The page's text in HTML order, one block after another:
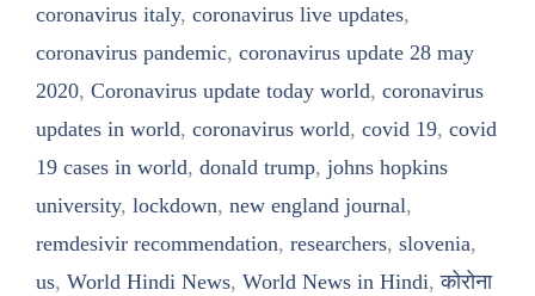
coronavirus italy, coronavirus live updates,
coronavirus pandemic, coronavirus update 28 may
2020, Coronavirus update today world, coronavirus
updates in world, coronavirus world, covid 19, covid
19 cases in world, donald trump, johns hopkins
university, lockdown, new england journal,
remdesivir recommendation, researchers, slovenia,
us, World Hindi News, World News in Hindi,कोरोना